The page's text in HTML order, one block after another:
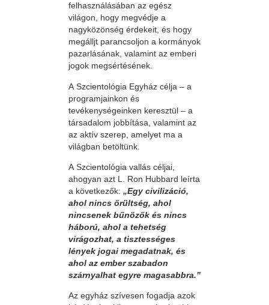
felhasználásában az egész
világon, hogy megvédje a
nagyközönség érdekeit, és hogy
megálljt parancsoljon a kormányok
pazarlásának, valamint az emberi
jogok megsértésének.
A Szcientológia Egyház célja – a
programjainkon és
tevékenységeinken keresztül – a
társadalom jobbítása, valamint az
az aktív szerep, amelyet ma a
világban betöltünk.
A Szcientológia vallás céljai,
ahogyan azt L. Ron Hubbard leírta
a következők: „Egy civilizáció,
ahol nincs őrültség, ahol
nincsenek bűnözők és nincs
háború, ahol a tehetség
virágozhat, a tisztességes
lények jogai megadatnak, és
ahol az ember szabadon
szárnyalhat egyre magasabbra.”
Az egyház szívesen fogadja azok